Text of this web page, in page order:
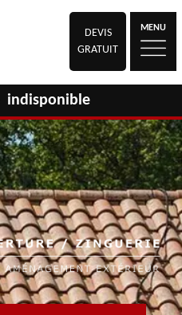
DEVIS
GRATUIT
MENU
indisponible